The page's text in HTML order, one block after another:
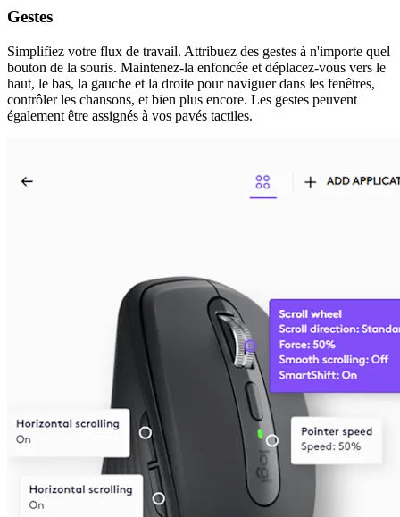
Gestes
Simplifiez votre flux de travail. Attribuez des gestes à n'importe quel
bouton de la souris. Maintenez-la enfoncée et déplacez-vous vers le
haut, le bas, la gauche et la droite pour naviguer dans les fenêtres,
contrôler les chansons, et bien plus encore. Les gestes peuvent
également être assignés à vos pavés tactiles.